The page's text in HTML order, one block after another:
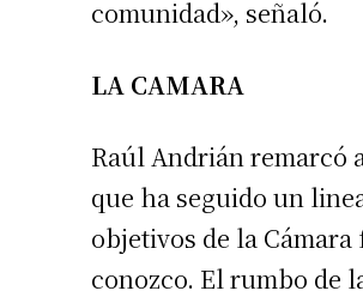
comunidad», señaló.
LA CAMARA
Raúl Andrián remarcó
que ha seguido un
objetivos de la
conozco. El rumbo de